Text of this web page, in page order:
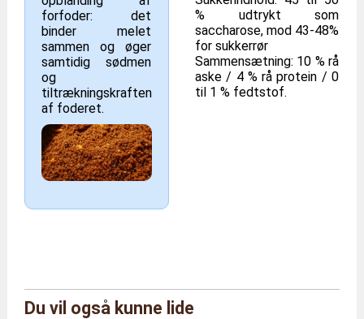
forfoder: det
binder melet
sammen og øger
samtidig sødmen
og
tiltrækningskraften
af foderet.
% udtrykt som
saccharose, mod 43-48%
for sukkerrør
Sammensætning: 10 % rå
aske / 4 % rå protein / 0
til 1 % fedtstof.
Mærke
Gård fra Moutta
Du vil også kunne lide